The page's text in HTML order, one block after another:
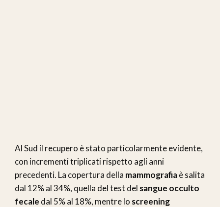
Al Sud il recupero è stato particolarmente evidente,
con incrementi triplicati rispetto agli anni
precedenti. La copertura della mammografiaè salita
dal 12% al 34%, quella del test del sangue occulto
fecale dal 5% al 18%, mentre lo screening